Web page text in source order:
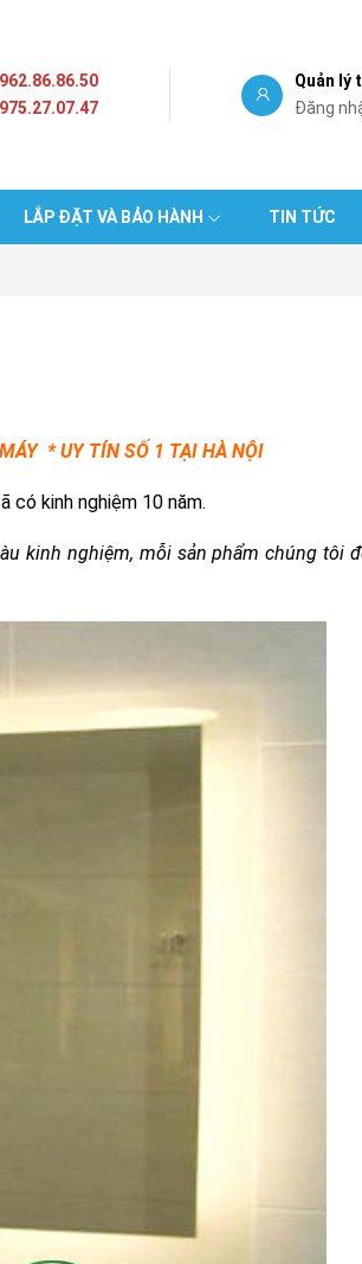
Quản lý
Đăng
LẮP ĐẶT VÀ BẢO HÀNH TIN TỨC
* UY TÍN SỐ 1 TẠI HÀ NỘI
kinh nghiệm 10 năm.
kinh nghiệm, mỗi sản phẩm chúng tôi